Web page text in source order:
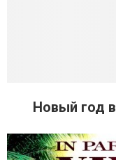
Новый год